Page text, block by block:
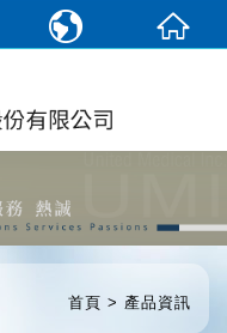
首頁 產品資訊